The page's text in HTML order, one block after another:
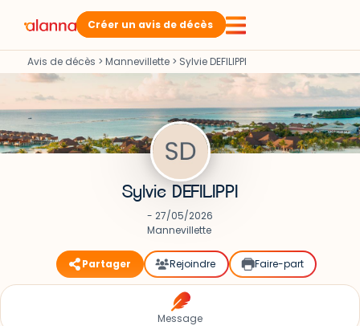
Créer un avis de décès
Avis de décès > Mannevillette > Sylvie DEFILIPPI
Sylvie DEFILIPPI
- 27/05/2026
Mannevillette
Partager Rejoindre Faire-part
Message